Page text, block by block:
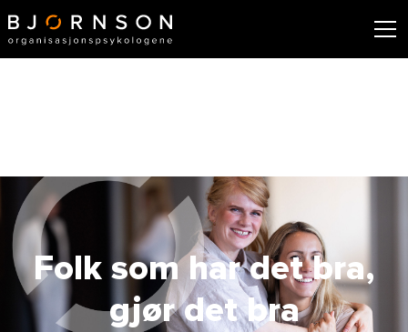
Folk som har det bra,
gjør det bra